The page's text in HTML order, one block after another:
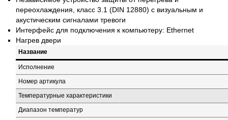
переохлаждения, класс 3.1 (DIN 12880) с визуальным и
акустическим сигналами тревоги
Интерфейс для подключения к компьютеру: Ethernet
Нагрев двери
Название
Исполнение
Номер артикула
Температурные характеристики
Диапазон температур